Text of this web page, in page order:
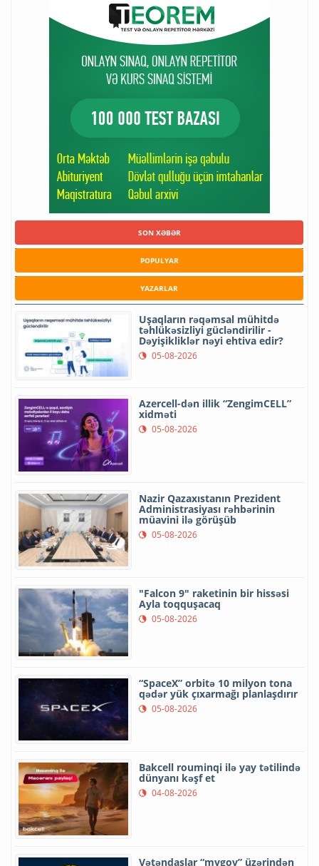
SON XƏBƏR
POPULYAR
YAZARLAR
Uşaqların rəqəmsal mühitdə
təhlükəsizliyi gücləndirilir -
Dəyişikliklər nəyi ehtiva edir?
05-08-2026
Azercell-dən illik “ZengimCELL”
xidməti
05-08-2026
Nazir Qazaxıstanın Prezident
Administrasiyası rəhbərinin
müavini ilə görüşüb
05-08-2026
"Falcon 9" raketinin bir hissəsi
Ayla toqquşacaq
05-08-2026
“SpaceX” orbitə 10 milyon tona
qədər yük çıxarmağı planlaşdırır
05-08-2026
Bakcell rouminqi ilə yay tətilində
dünyanı kəşf et
04-08-2026
Vətəndaşlar “mygov” üzərindən